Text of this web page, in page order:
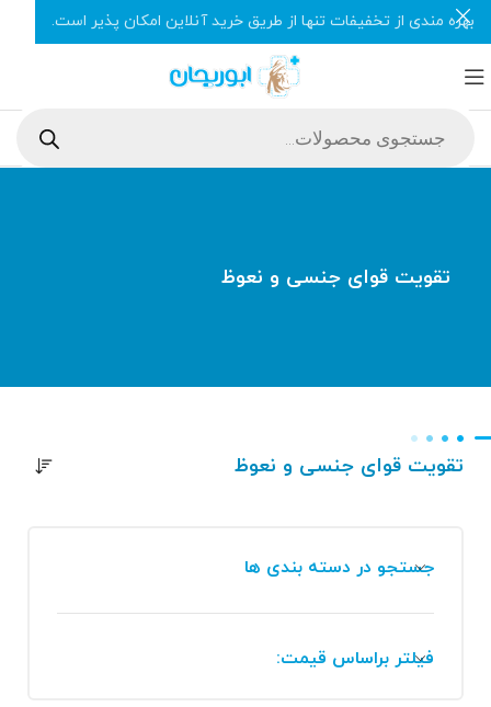
تقویت قوای جنسی و نعوظ
تقویت قوای جنسی و نعوظ
جستجو در دسته بندی ها
فیلتر براساس قیمت:
بهره مندی از تخفیفات تنها از طریق خرید آنلاین امکان پذیر است.